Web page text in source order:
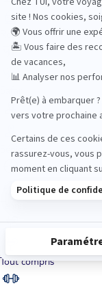
Road Trips
Sénior
Tout compris